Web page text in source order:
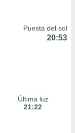
Puesta del sol
20:53
Última luz
21:22